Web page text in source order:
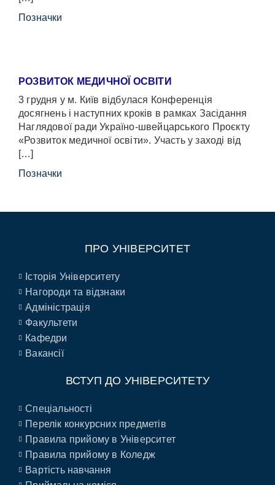
Позначки
РОЗВИТОК МЕДИЧНОЇ ОСВІТИ
3 грудня у м. Київ відбулася Конференція
досягнень і наступних кроків в рамках Засідання
Наглядової ради Україно-швейцарського Проєкту
«Розвиток медичної освіти». Участь у заході від
[…]
Позначки
ПРО УНІВЕРСИТЕТ
Історія Університету
Нагороди та відзнаки
Адміністрація
Факультети
Кафедри
Вакансії
ВСТУП ДО УНІВЕРСИТЕТУ
Спеціальності
Перелік конкурсних предметів
Правила прийому в Університет
Правила прийому в Коледж
Вартість навчання